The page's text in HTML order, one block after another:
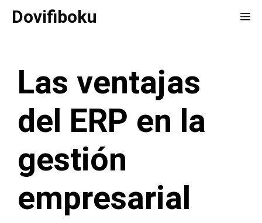
SaltarDovifiboku
Las ventajas
del ERP en la
gestión
empresarial